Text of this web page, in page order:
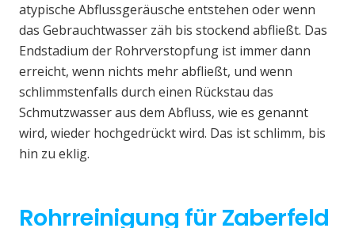
atypische Abflussgeräusche entstehen oder wenn
das Gebrauchtwasser zäh bis stockend abfließt. Das
Endstadium der Rohrverstopfung ist immer dann
erreicht, wenn nichts mehr abfließt, und wenn
schlimmstenfalls durch einen Rückstau das
Schmutzwasser aus dem Abfluss, wie es genannt
wird, wieder hochgedrückt wird. Das ist schlimm, bis
hin zu eklig.
Rohrreinigung für Zaberfeld